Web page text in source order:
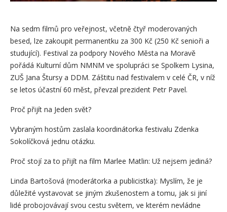
Na sedm filmů pro veřejnost, včetně čtyř moderovaných
besed, lze zakoupit permanentku za 300 Kč (250 Kč senioři a
studující). Festival za podpory Nového Města na Moravě
pořádá Kulturní dům NMNM ve spolupráci se Spolkem Lysina,
ZUŠ Jana Štursy a DDM. Záštitu nad festivalem v celé ČR, v níž
se letos účastní 60 měst, převzal prezident Petr Pavel.
Proč přijít na Jeden svět?
Vybraným hostům zaslala koordinátorka festivalu Zdenka
Sokolíčková jednu otázku.
Proč stojí za to přijít na film Marlee Matlin: Už nejsem jediná?
Linda Bartošová (moderátorka a publicistka): Myslím, že je
důležité vystavovat se jiným zkušenostem a tomu, jak si jiní
lidé probojovávají svou cestu světem, ve kterém nevládne